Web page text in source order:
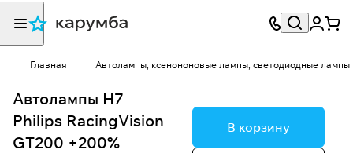
Главная Автолампы, ксенононовые лампы, светодиодные лампы
Автолампы H7
Philips RacingVision
GT200 +200%
В корзину